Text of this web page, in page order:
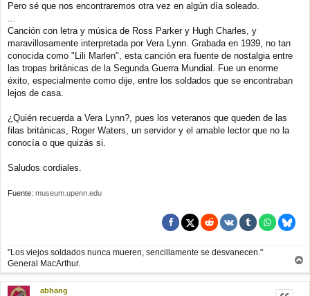
Pero sé que nos encontraremos otra vez en algún día soleado.
...
Canción con letra y música de Ross Parker y Hugh Charles, y
maravillosamente interpretada por Vera Lynn. Grabada en 1939, no tan
conocida como "Lili Marlen", esta canción era fuente de nostalgia entre
las tropas británicas de la Segunda Guerra Mundial. Fue un enorme
éxito, especialmente como dije, entre los soldados que se encontraban
lejos de casa.
¿Quién recuerda a Vera Lynn?, pues los veteranos que queden de las
filas británicas, Roger Waters, un servidor y el amable lector que no la
conocía o que quizás si.
Saludos cordiales.
Fuente: museum.upenn.edu
"Los viejos soldados nunca mueren, sencillamente se desvanecen."
General MacArthur.
r
r
abhang